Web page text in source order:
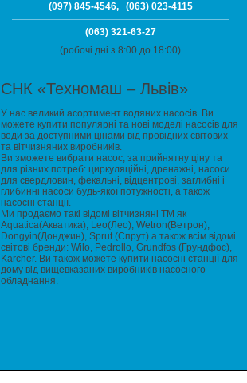
(097) 845-4546, (063) 023-4115
(063) 321-63-27
(робочі дні з 8:00 до 18:00)
СНК «Техномаш – Львів»
У нас великий асортимент водяних насосів. Ви
можете купити популярні та нові моделі насосів для
води за доступними цінами від провідних світових
та вітчизняних виробників.
Ви зможете вибрати насос, за прийнятну ціну та
для різних потреб: циркуляційні, дренажні, насоси
для свердловин, фекальні, відцентрові, заглибні і
глибинні насоси будь-якої потужності, а також
насосні станції.
Ми продаємо такі відомі вітчизняні ТМ як
Aquatica(Акватика), Leo(Лео), Wetron(Ветрон),
Dongyin(Донджин), Sprut (Спрут) а також всім відомі
світові бренди: Wilo, Pedrollo, Grundfos (Грундфос),
Karcher. Ви також можете купити насосні станції для
дому від вищевказаних виробників насосного
обладнання.